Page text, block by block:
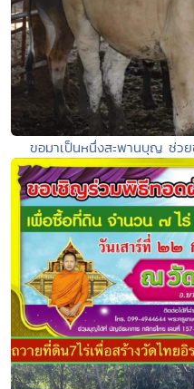
ขอมาเป็นหนึ่งสะพานบุญ ช่ว